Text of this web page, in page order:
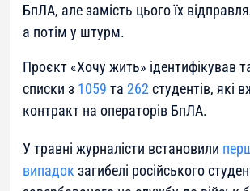
БпЛА, але замість цього їх
а потім у штурм.
Проєкт «Хочу жить» ідентифікував
списки з 1059 та 262 студентів, які
контракт на операторів БпЛА.
У травні журналісти встановили
випадок загибелі російського